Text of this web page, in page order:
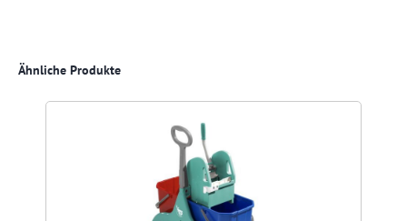
Produktgalerie überspringen
Ähnliche Produkte